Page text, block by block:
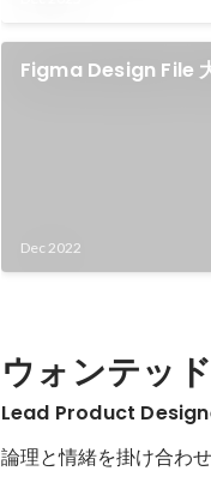
Figma Design File
Dec 2022
ウォンテッ
Lead Product
論理と情緒を掛け合わ